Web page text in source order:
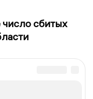
число сбитых